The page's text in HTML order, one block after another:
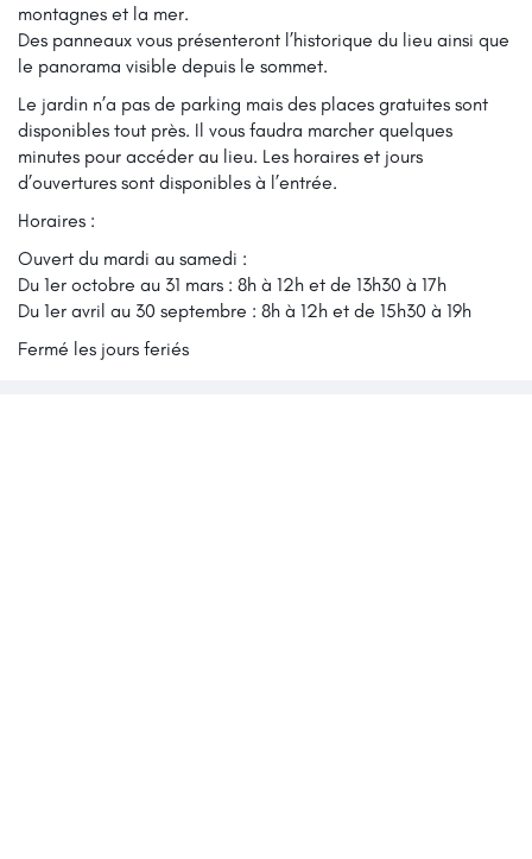
montagnes et la mer.
Des panneaux vous présenteront l’historique du lieu ainsi que
le panorama visible depuis le sommet.
Le jardin n’a pas de parking mais des places gratuites sont
disponibles tout près. Il vous faudra marcher quelques
minutes pour accéder au lieu. Les horaires et jours
d’ouvertures sont disponibles à l’entrée.
Horaires :
Ouvert du mardi au samedi :
Du 1er octobre au 31 mars : 8h à 12h et de 13h30 à 17h
Du 1er avril au 30 septembre : 8h à 12h et de 15h30 à 19h
Fermé les jours feriés